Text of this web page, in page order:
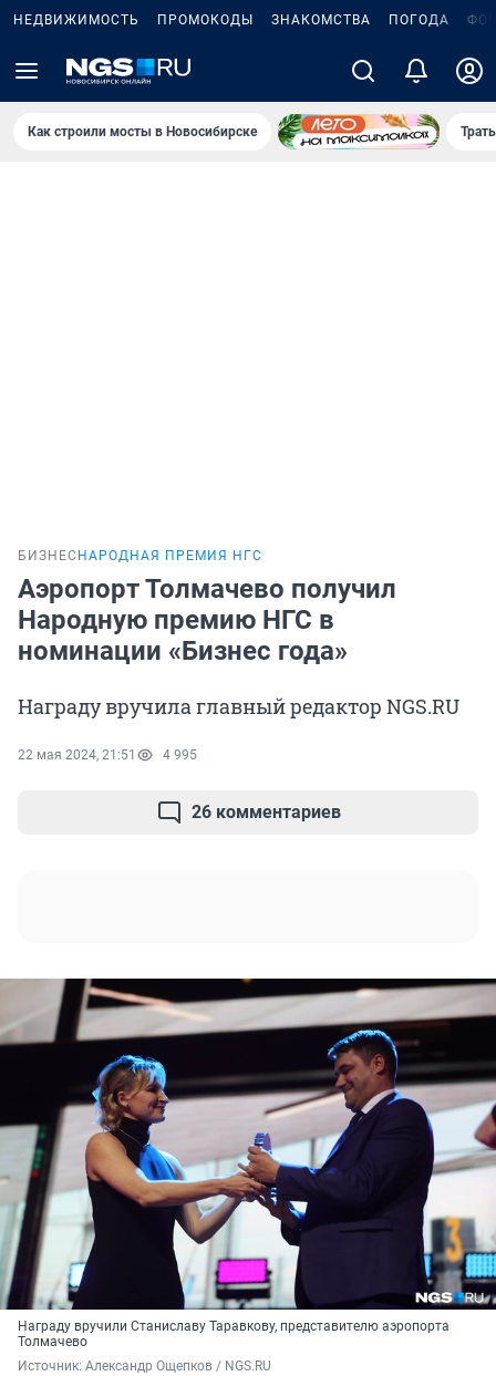
НЕДВИЖИМОСТЬ ПРОМОКОДЫ ЗНАКОМСТВА ПОГОДА
Как строили мосты в Новосибирске
БИЗНЕС НАРОДНАЯ ПРЕМИЯ НГС
Аэропорт Толмачево получил
Народную премию НГС в
номинации «Бизнес года»
Награду вручила главный редактор NGS.RU
22 мая 2024, 21:51 4 995
26 комментариев
Награду вручили Станиславу Таравкову, представителю аэропорта
Толмачево
Источник: Александр Ощепков / NGS.RU